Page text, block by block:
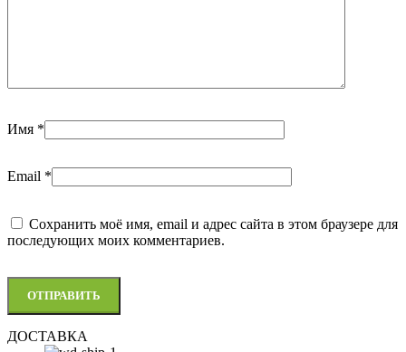
Имя *
Email *
Сохранить моё имя, email и адрес сайта в этом браузере для
последующих моих комментариев.
ДОСТАВКА